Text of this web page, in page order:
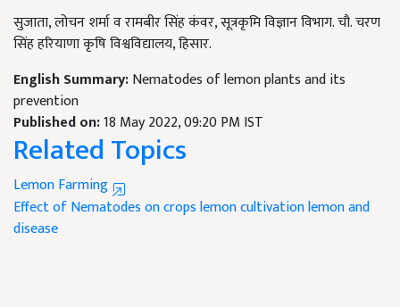
सुजाता, लोचन शर्मा व रामबीर सिंह कंवर, सूत्रकृमि विज्ञान विभाग. चौ. चरण
सिंह हरियाणा कृषि विश्वविद्यालय, हिसार.
English Summary:Nematodes of lemon plants and its
prevention
Published on:18 May 2022, 09:20 PM IST
Related Topics
Lemon Farming
Effect of Nematodes on cropslemon cultivationlemon and
disease